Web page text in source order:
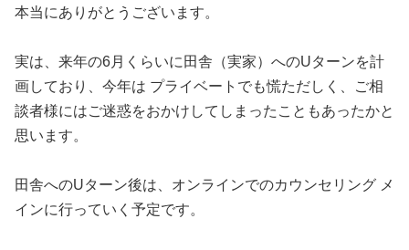
本当にありがとうございます。
実は、来年の6月くらいに田舎（実家）へのUターンを計
画しており、今年は プライベートでも慌ただしく、ご相
談者様にはご迷惑をおかけしてしまったこともあったかと
思います。
田舎へのUターン後は、オンラインでのカウンセリング メ
インに行っていく予定です。